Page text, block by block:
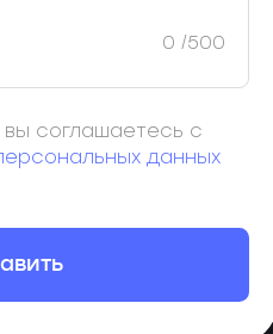
0 /500
соглашаетесь с
данных